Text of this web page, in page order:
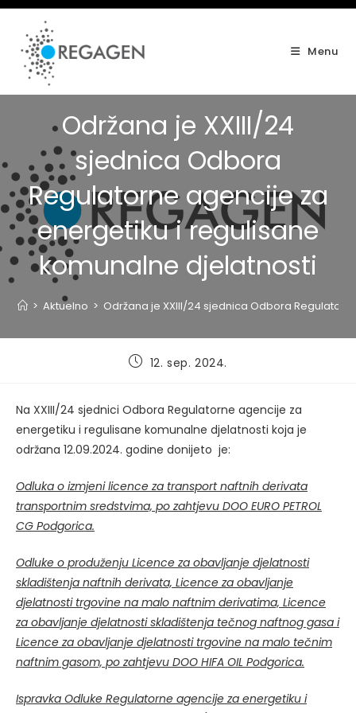
Skip
content
Menu
Održana je XXIII/24
sjednica Odbora
Regulatorne agencije za
energetiku i regulisane
komunalne djelatnosti
> Aktuelno > Održana je XXIII/24 sjednica Odbora
Post12. sep. 2024.
Na XXIII/24 sjednici Odbora Regulatorne agencije za
energetiku i regulisane komunalne djelatnosti koja je
održana 12.09.2024. godine donijeto je:
Odluka o izmjeni licence za transport naftnih derivata
transportnim sredstvima, po zahtjevu DOO EURO PETROL
CG Podgorica.
Odluke o produženju Licence za obavljanje djelatnosti
skladištenja naftnih derivata, Licence za obavljanje
djelatnosti trgovine na malo naftnim derivatima, Licence
za obavljanje djelatnosti skladištenja tečnog naftnog gasa i
Licence za obavljanje djelatnosti trgovine na malo tečnim
naftnim gasom, po zahtjevu DOO HIFA OIL Podgorica.
Ispravka Odluke Regulatorne agencije za energetiku i